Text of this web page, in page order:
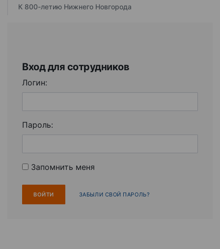
К 800-летию Нижнего Новгорода
Вход для сотрудников
Логин:
Пароль:
Запомнить меня
ЗАБЫЛИ СВОЙ ПАРОЛЬ?